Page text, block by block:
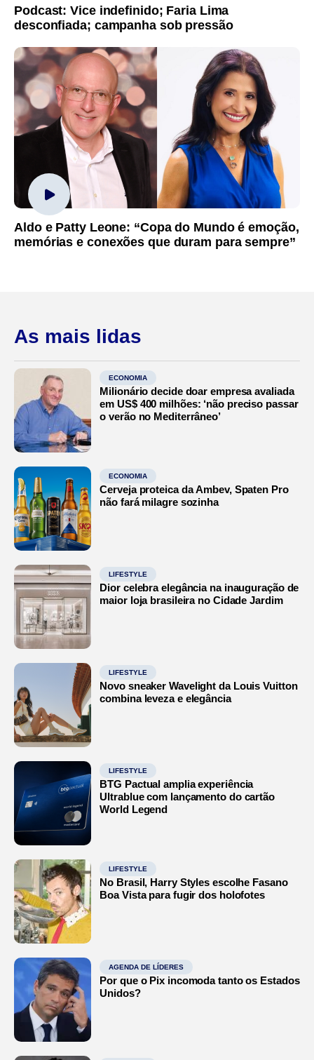
Podcast: Vice indefinido; Faria Lima
desconfiada; campanha sob pressão
Aldo e Patty Leone: “Copa do Mundo é emoção,
memórias e conexões que duram para sempre”
As mais lidas
ECONOMIA
Milionário decide doar empresa avaliada
em US$ 400 milhões: ‘não preciso passar
o verão no Mediterrâneo’
ECONOMIA
Cerveja proteica da Ambev, Spaten Pro
não fará milagre sozinha
LIFESTYLE
Dior celebra elegância na inauguração de
maior loja brasileira no Cidade Jardim
LIFESTYLE
Novo sneaker Wavelight da Louis Vuitton
combina leveza e elegância
LIFESTYLE
BTG Pactual amplia experiência
Ultrablue com lançamento do cartão
World Legend
LIFESTYLE
No Brasil, Harry Styles escolhe Fasano
Boa Vista para fugir dos holofotes
AGENDA DE LÍDERES
Por que o Pix incomoda tanto os Estados
Unidos?